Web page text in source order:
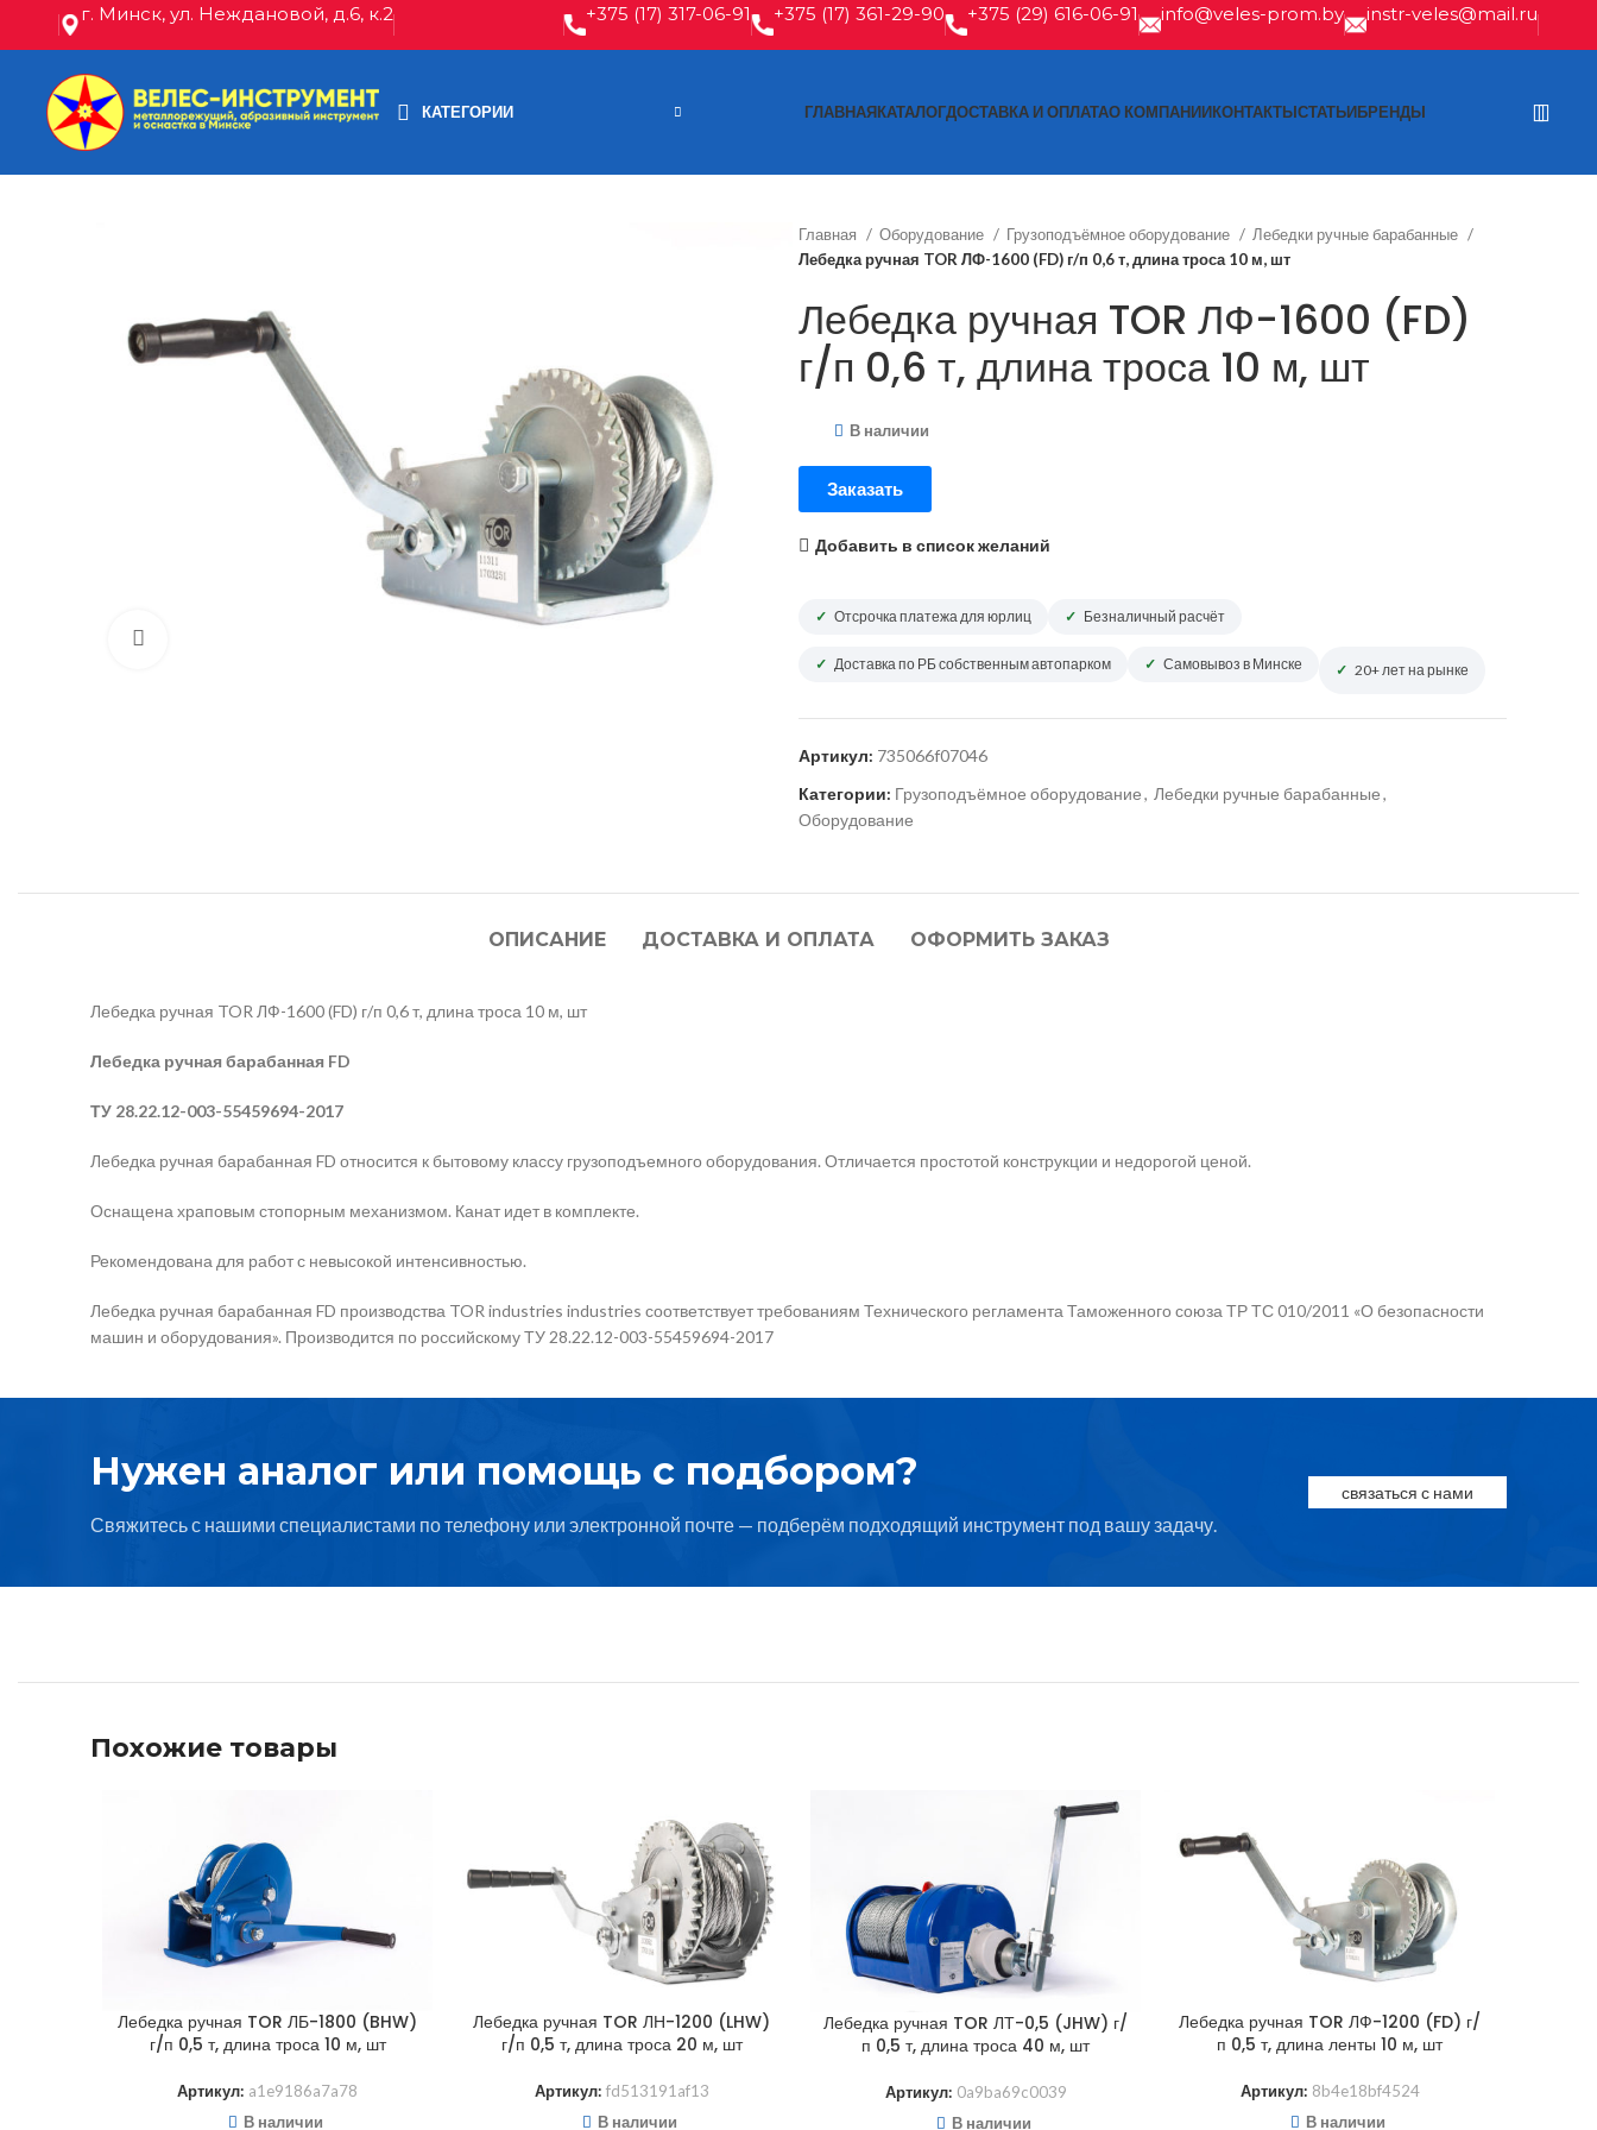
г. Минск, ул. Неждановой, д.6, к.2 +375 (17) 317-06-91 +375 (17) 361-29-90 +375 (29) 616-06-91 info@veles-prom.by instr-veles@mail.ru
КАТЕГОРИИ ГЛАВНАЯКАТАЛОГДОСТАВКА И ОПЛАТАО КОМПАНИИКОНТАКТЫСТАТЬИБРЕНДЫ
Главная Оборудование Грузоподъёмное оборудование
Лебедки ручные барабанные
Лебедка ручная TOR ЛФ-1600 (FD) г/п 0,6 т, длина троса 10 м, шт
Лебедка ручная TOR ЛФ-1600 (FD)
г/п 0,6 т, длина троса 10 м, шт
В наличии
Заказать
Добавить в список желаний
Отсрочка платежа для юрлиц Безналичный расчёт
Доставка по РБ собственным автопарком Самовывоз в Минске 20+ лет на рынке
Артикул: 735066f07046
Категории: Грузоподъёмное оборудование, Лебедки ручные барабанные,
Оборудование
ОПИСАНИЕ ДОСТАВКА И ОПЛАТА ОФОРМИТЬ ЗАКАЗ
Лебедка ручная TOR ЛФ-1600 (FD) г/п 0,6 т, длина троса 10 м, шт
Лебедка ручная барабанная FD
ТУ 28.22.12-003-55459694-2017
Лебедка ручная барабанная FD относится к бытовому классу грузоподъемного оборудования. Отличается простотой конструкции и недорогой ценой.
Оснащена храповым стопорным механизмом. Канат идет в комплекте.
Рекомендована для работ с невысокой интенсивностью.
Лебедка ручная барабанная FD производства TOR industries industries соответствует требованиям Технического регламента Таможенного союза ТР ТС 010/2011 «О безопасности
машин и оборудования». Производится по российскому ТУ 28.22.12-003-55459694-2017
Нужен аналог или помощь с подбором?
Свяжитесь с нашими специалистами по телефону или электронной почте — подберём подходящий инструмент под вашу задачу.
связаться с нами
Похожие товары
Лебедка ручная TOR ЛБ-1800 (BHW)
г/п 0,5 т, длина троса 10 м, шт
Артикул: a1e9186a7a78
В наличии
Лебедка ручная TOR ЛН-1200 (LHW)
г/п 0,5 т, длина троса 20 м, шт
Артикул: fd513191af13
В наличии
Лебедка ручная TOR ЛТ-0,5 (JHW) г/
п 0,5 т, длина троса 40 м, шт
Артикул: 0a9ba69c0039
В наличии
Лебедка ручная TOR ЛФ-1200 (FD) г/
п 0,5 т, длина ленты 10 м, шт
Артикул: 8b4e18bf4524
В наличии